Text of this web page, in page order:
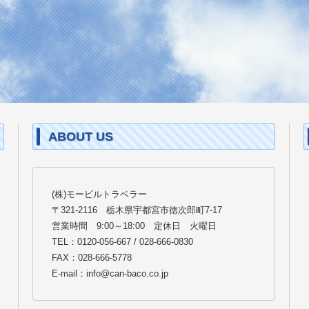
ABOUT US
(株)モービルトラベラー
〒321-2116 栃木県宇都宮市徳次郎町7-17
営業時間 9:00～18:00 定休日 火曜日
TEL：0120-056-667 / 028-666-0830
FAX：028-666-5778
E-mail：info@can-baco.co.jp